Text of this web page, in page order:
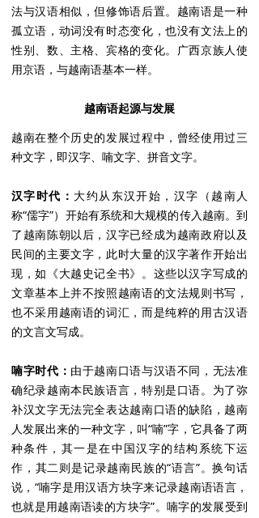
法与汉语相似，但修饰语后置。越南语是一种
孤立语，动词没有时态变化，也没有文法上的
性别、数、主格、宾格的变化。广西京族人使
用京语，与越南语基本一样。
越南语起源与发展
越南在整个历史的发展过程中，曾经使用过三
种文字，即汉字、喃文字、拼音文字。
汉字时代： 大约从东汉开始，汉字（越南人
称“儒字”）开始有系统和大规模的传入越南。到
了越南陈朝以后，汉字已经成为越南政府以及
民间的主要文字，此时大量的汉字著作开始出
现，如《大越史记全书》。这些以汉字写成的
文章基本上并不按照越南语的文法规则书写，
也不采用越南语的词汇，而是纯粹的用古汉语
的文言文写成。
喃字时代： 由于越南口语与汉语不同，无法准
确纪录越南本民族语言，特别是口语。为了弥
补汉文字无法完全表达越南口语的缺陷，越南
人发展出来的一种文字，叫“喃”字，它具备了两
种条件，其一是在中国汉字的结构系统下运
作，其二则是记录越南民族的“语言”。换句话
说，“喃字是用汉语方块字来记录越南语语言，
也就是用越南语读的方块字”。喃字的发展受到